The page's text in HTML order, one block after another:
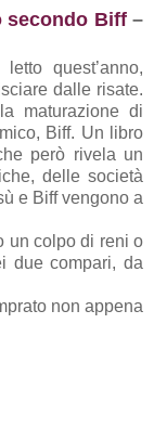
secondo Biff–
quest’anno,
dalle risate.
maturazione di
Biff. Un libro
però rivela un
delle società
e Biff vengono a
un colpo di reni o
due compari, da
non appena